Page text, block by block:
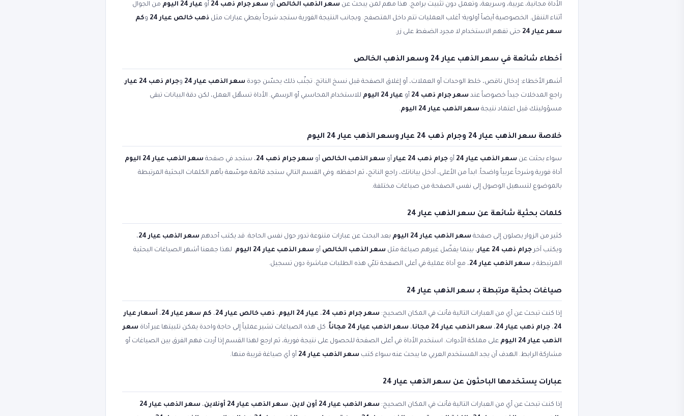
الأداة مجانية، عربية، وسريعة، وتعمل دون تثبيت برامج. هذا مهم لمن يبحث عن سعر الذهب الخالص أو سعر جرام ذهب 24 أو عيار 24 اليوم
من الجوال
أثناء التنقل. الخصوصية أيضاً أولوية؛ أغلب العمليات تتم داخل المتصفح. وبجانب النتيجة الفورية ستجد شرحاً يغطي عبارات مثل ذهب خالص عيار 24 وكم
سعر عيار 24
حتى تفهم الاستخدام لا مجرد الضغط على زر.
أخطاء شائعة في سعر الذهب عيار 24 وسعر الذهب الخالص
أشهر الأخطاء: إدخال ناقص، خلط الوحدات أو العملات، أو إغلاق الصفحة قبل نسخ الناتج. تجنّب ذلك يحسّن جودة سعر الذهب عيار 24 وجرام ذهب 24 عيار
.
راجع المدخلات جيداً خصوصاً عند سعر جرام ذهب 24 أو عيار 24 اليوم
للاستخدام المحاسبي أو الرسمي. الأداة تسهّل العمل، لكن دقة البيانات تبقى
مسؤوليتك قبل اعتماد نتيجة سعر الذهب عيار 24 اليوم .
خلاصة سعر الذهب عيار 24 وجرام ذهب 24 عيار وسعر الذهب عيار 24 اليوم
سواء بحثت عن سعر الذهب عيار 24 أو جرام ذهب 24 عيار أو سعر الذهب الخالص أو سعر جرام ذهب 24 ، ستجد في صفحة سعر الذهب عيار 24 اليوم
أداة فورية وشرحاً عربياً واضحاً. ابدأ من الأعلى، أدخل بياناتك، راجع الناتج، ثم احفظه. وفي القسم التالي ستجد قائمة موسّعة بأهم الكلمات البحثية المرتبطة
بالموضوع لتسهيل الوصول إلى نفس الصفحة من صياغات مختلفة.
كلمات بحثية شائعة عن سعر الذهب عيار 24
كثير من الزوار يصلون إلى صفحة سعر الذهب عيار 24 اليوم بعد البحث عن عبارات متنوعة تدور حول نفس الحاجة. قد يكتب أحدهم سعر الذهب عيار 24
،
ويكتب آخر جرام ذهب 24 عيار ، بينما يفضّل غيرهم صياغة مثل سعر الذهب الخالص أو سعر الذهب عيار 24 اليوم
. لهذا جمعنا أشهر الصياغات البحثية
المرتبطة بـ سعر الذهب عيار 24 ، مع أداة عملية في أعلى الصفحة تلبّي هذه الطلبات مباشرة دون تسجيل.
صياغات بحثية مرتبطة بـ سعر الذهب عيار 24
إذا كنت تبحث عن أي من العبارات التالية فأنت في المكان الصحيح: سعر جرام ذهب 24 ، عيار 24 اليوم ، ذهب خالص عيار 24 ، كم سعر عيار 24 ، أسعار عيار
24، جرام ذهب عيار 24 ، سعر الذهب عيار 24 مجانا ، سعر الذهب عيار 24 مجاناً . كل هذه الصياغات تشير عملياً إلى حاجة واحدة يمكن تلبيتها عبر أداة سعر
الذهب عيار 24 اليوم
على مملكة الأدوات. استخدم الأداة في أعلى الصفحة للحصول على نتيجة فورية، ثم ارجع لهذا القسم إذا أردت فهم الفرق بين الصياغات أو
مشاركة الرابط. الهدف أن يجد المستخدم العربي ما يبحث عنه سواء كتب سعر الذهب عيار 24 أو أي صياغة قريبة منها.
عبارات يستخدمها الباحثون عن سعر الذهب عيار 24
إذا كنت تبحث عن أي من العبارات التالية فأنت في المكان الصحيح: سعر الذهب عيار 24 أون لاين ، سعر الذهب عيار 24 أونلاين ،
سعر الذهب عيار 24